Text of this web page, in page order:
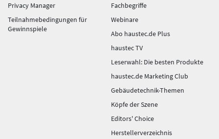
Privacy Manager
Teilnahmebedingungen für
Gewinnspiele
Fachbegriffe
Webinare
Abo haustec.de Plus
haustec TV
Leserwahl: Die besten Produkte
haustec.de Marketing Club
Gebäudetechnik-Themen
Köpfe der Szene
Editors' Choice
Herstellerverzeichnis